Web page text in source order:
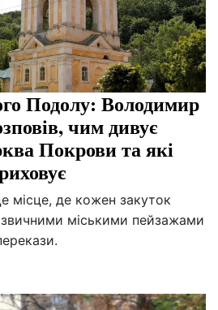
Подолу: Володимир
чим дивує
Покрови та які
місце, де кожен закуток
звичними міськими пейзажами